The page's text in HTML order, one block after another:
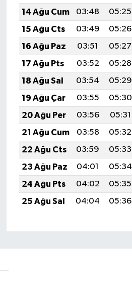
14 Ağu Cum
03:48 05:25
15 Ağu Cts
03:49 05:26
16 Ağu Paz
03:51 05:27
17 Ağu Pts
03:52 05:28
18 Ağu Sal
03:54 05:29
19 Ağu Çar
03:55 05:30
20 Ağu Per
03:56 05:31
21 Ağu Cum
03:58 05:32
22 Ağu Cts
03:59 05:33
23 Ağu Paz
04:01 05:34
24 Ağu Pts
04:02 05:35
25 Ağu Sal
04:04 05:36